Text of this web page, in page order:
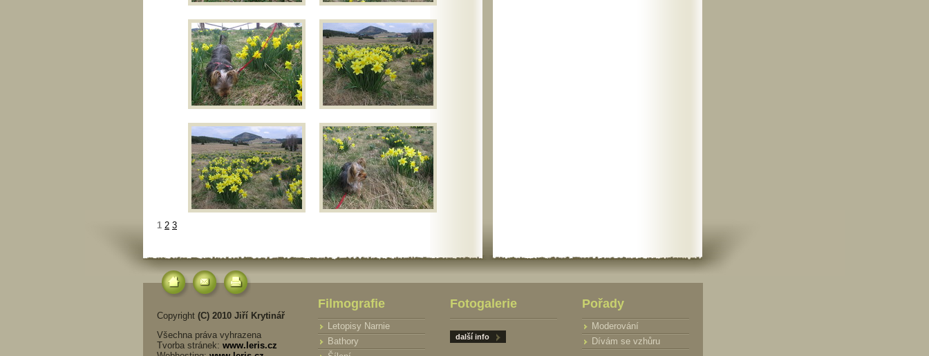
1 2 3
Copyright (C) 2010 Jiří Krytinář
Všechna práva vyhrazena
Tvorba stránek: www.leris.cz
Pořady
Moderování
Dívám se vzhůru
Fotogalerie
další info
Filmografie
Letopisy Narnie
Bathory